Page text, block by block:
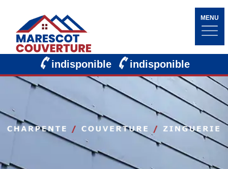
MENU
indisponible indisponible